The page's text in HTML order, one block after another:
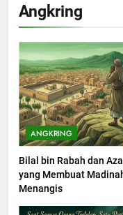
Angkring
ANGKRING
Bilal bin Rabah dan
yang Membuat
Menangis
200